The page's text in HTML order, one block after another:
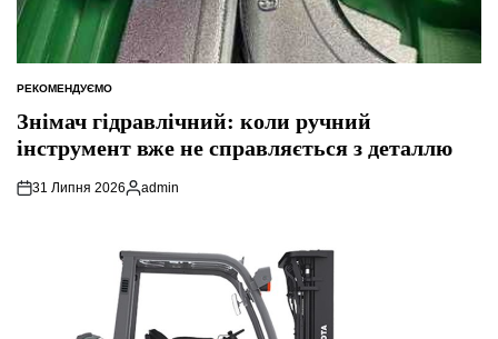
ОПУБЛІКУВАТИ
РЕКОМЕНДУЄМО
Знімач гідравлічний: коли ручний
інструмент вже не справляється з деталлю
31 Липня 2026
Опубліковано
admin